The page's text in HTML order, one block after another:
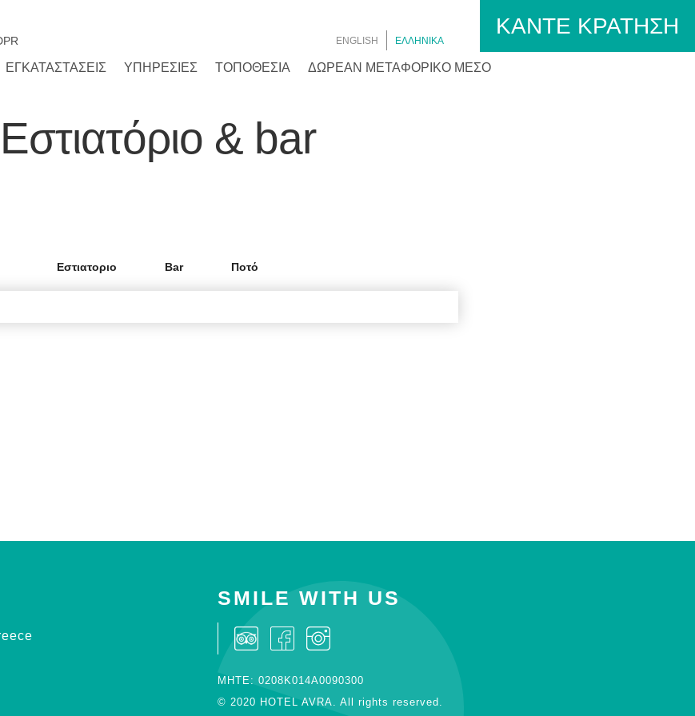
ΕΓΚΑΤΑΣΤΆΣΕΙΣ ΥΠΗΡΕΣΊΕΣ ΤΟΠΟΘΕΣΊΑ ΔΩΡΕΆΝ ΜΕΤΑΦΟΡΙΚΌ ΜΈΣΟ
ENGLISH ΕΛΛΗΝΙΚΑ
ΚΑΝΤΕ ΚΡΑΤΗΣΗ
Εστιατόριο & bar
Εστιατοριο Bar Ποτό
SMILE WITH US
ΜΗΤΕ: 0208Κ014Α0090300
© 2020 HOTEL AVRA. All rights reserved.